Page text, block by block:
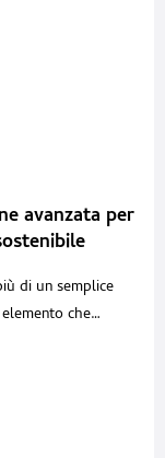
avanzata per
di un semplice
che
tra brand e